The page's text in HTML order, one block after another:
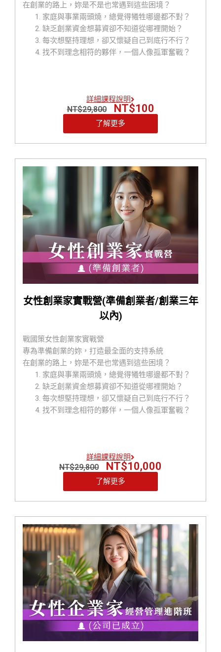
在創業的路上，妳是不是也常遇到這些困境？
家庭與事業兩頭燒，總覺得犧牲哪邊都不對？
缺乏創業資金想募資卻不知道從哪裡開始？
每次想堅持理想，卻又懷疑自己到底行不行？
找不到理念相符的夥伴，一個人像孤軍奮戰？
擔心太高調、不敢建立個人品牌，只想默默努
每天時間被切得零碎，根本無法靜下心來做計
想靠興趣創業，但卻缺乏一套真正獲利的商業模
【戰國策女性創業家實戰營】 就是為了解決這些「妳
的痛點」而誕生！
我們將提供妳：
領導力訓練：幫助妳建立自信與決策力
企業管理思維：從商業模式到組織營運一次學會
家庭與事業平衡術：打造可持續的創業人生
網路行銷實戰：社群、短影音、個人品牌通通教
創業心法陪跑：讓妳不是一個人在戰鬥！
無論妳是正在規劃創業，或已經在創業路上需要重新
校準方向，
這個營隊都將成為妳成功起飛的助推器！
一起成為「兼顧家庭與事業的女力創業家」
若您已經創業成立公司超過一年，
家經營管理進階班(公司已成立)課程
詳細課程說明
NT$29,800 NT$100
了解更多
女性創業家實戰營(準備創業者/創業三年
以內)
戰國策女性創業家實戰營
專為準備創業的妳，打造最全面的支持系統
在創業的路上，妳是不是也常遇到這些困境？
家庭與事業兩頭燒，總覺得犧牲哪邊都不對？
缺乏創業資金想募資卻不知道從哪裡開始？
每次想堅持理想，卻又懷疑自己到底行不行？
找不到理念相符的夥伴，一個人像孤軍奮戰？
擔心太高調、不敢建立個人品牌，只想默默努
每天時間被切得零碎，根本無法靜下心來做計
想靠興趣創業，但卻缺乏一套真正獲利的商業模
式？
【戰國策女性創業家實戰營】 就是為了解決這些「妳
的痛點」而誕生！
我們將提供妳：
領導力訓練：幫助妳建立自信與決策力
企業管理思維：從商業模式到組織營運一次學會
家庭與事業平衡術：打造可持續的創業人生
網路行銷實戰：社群、短影音、個人品牌通通教
創業心法陪跑：讓妳不是一個人在戰鬥！
無論妳是正在規劃創業，或已經在創業路上需要重新
詳細課程說明
NT$29,800 NT$10,000
了解更多